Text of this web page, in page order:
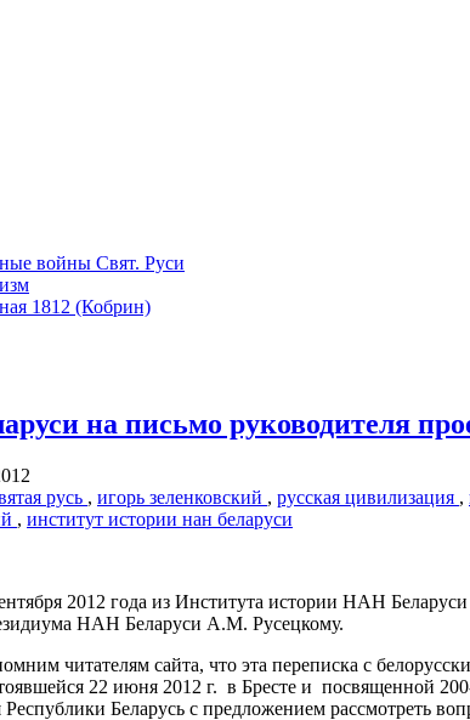
войны Свят. Руси
1812 (Кобрин)
на письмо руководителя
русь , игорь зеленковский , русская цивилизация ,
, институт истории нан беларуси
2012 года из Института истории НАН
НАН Беларуси А.М. Русецкому.
читателям сайта, что эта переписка с
22 июня 2012 г. в Бресте и посвященной
Беларусь с предложением рассмотреть